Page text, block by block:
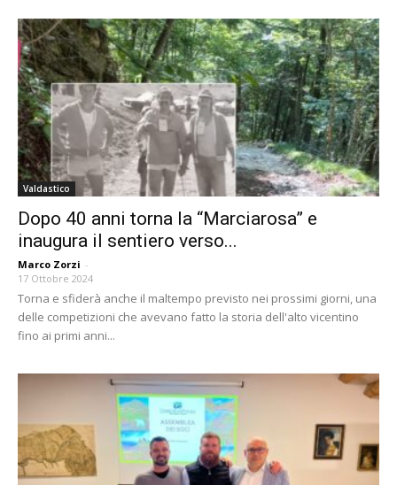
Valdastico
Dopo 40 anni torna la “Marciarosa” e
inaugura il sentiero verso...
Marco Zorzi -
17 Ottobre 2024
Torna e sfiderà anche il maltempo previsto nei prossimi giorni, una
delle competizioni che avevano fatto la storia dell'alto vicentino
fino ai primi anni...